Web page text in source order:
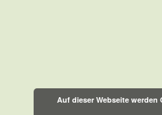
Auf dieser Webseite